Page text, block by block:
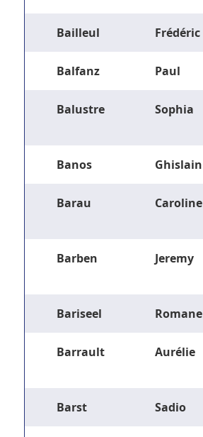
Bailleul Frédéric
Balfanz Paul
Balustre Sophia
Banos Ghislain
Barau Caroline
Barben Jeremy
Bariseel Romane
Barrault Aurélie
Barst Sadio